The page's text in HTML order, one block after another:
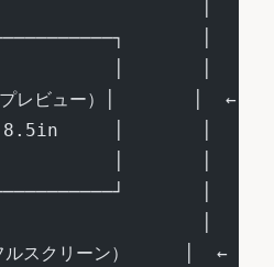
│
ビュー）│       │  ← スタ
8.5in     │       │
│
スクリーン）     │  ← z-